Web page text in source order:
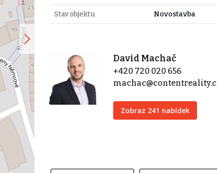
Stav objektu Novostavba
David Machač
+420 720 020 656
Zobraz 241 nabídek